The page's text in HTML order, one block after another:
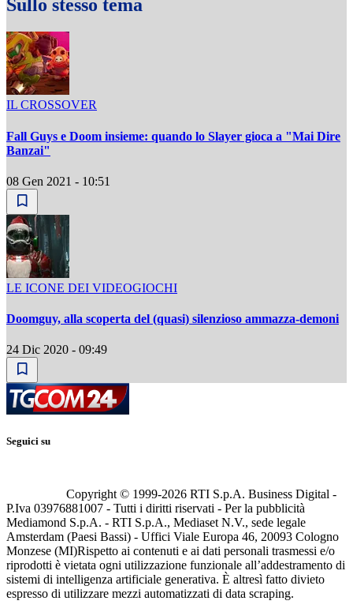
Sullo stesso tema
IL CROSSOVER
Fall Guys e Doom insieme: quando lo Slayer gioca a "Mai Dire
Banzai"
08 Gen 2021 - 10:51
LE ICONE DEI VIDEOGIOCHI
Doomguy, alla scoperta del (quasi) silenzioso ammazza-demoni
24 Dic 2020 - 09:49
Seguici su
Copyright © 1999-2026 RTI S.p.A. Business Digital -
P.Iva 03976881007 - Tutti i diritti riservati - Per la pubblicità
Mediamond S.p.A. - RTI S.p.A., Mediaset N.V., sede legale
Amsterdam (Paesi Bassi) - Uffici Viale Europa 46, 20093 Cologno
Monzese (MI)Rispetto ai contenuti e ai dati personali trasmessi e/o
riprodotti è vietata ogni utilizzazione funzionale all’addestramento di
sistemi di intelligenza artificiale generativa. È altresì fatto divieto
espresso di utilizzare mezzi automatizzati di data scraping.